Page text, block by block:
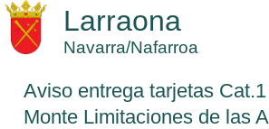
Larraona
Navarra/Nafarroa
Aviso entrega tarjetas
Monte Limitaciones de las